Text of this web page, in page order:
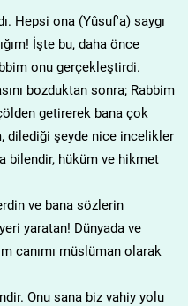
Hepsi ona (Yûsuf'a) saygı
İşte bu, daha önce
onu gerçekleştirdi.
bozduktan sonra; Rabbim
getirerek bana çok
dilediği şeyde nice incelikler
bilendir, hüküm ve hikmet
ve bana sözlerin
yaratan! Dünyada ve
canımı müslüman olarak
Onu sana biz vahiy yolu